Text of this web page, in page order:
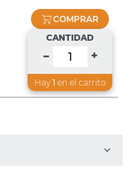
COMPRAR
CANTIDAD
– +
Hay 1 en el carrito